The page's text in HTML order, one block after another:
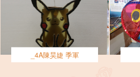
_4A陳昊婕 季軍